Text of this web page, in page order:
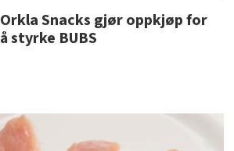
Orkla Snacks gjør oppkjøp for
å styrke BUBS